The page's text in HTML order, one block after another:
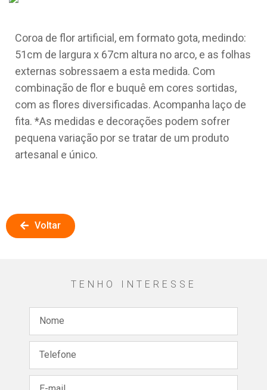
Coroa de flor artificial, em formato gota, medindo:
51cm de largura x 67cm altura no arco, e as folhas
externas sobressaem a esta medida. Com
combinação de flor e buquê em cores sortidas,
com as flores diversificadas. Acompanha laço de
fita. *As medidas e decorações podem sofrer
pequena variação por se tratar de um produto
artesanal e único.
Voltar
TENHO INTERESSE